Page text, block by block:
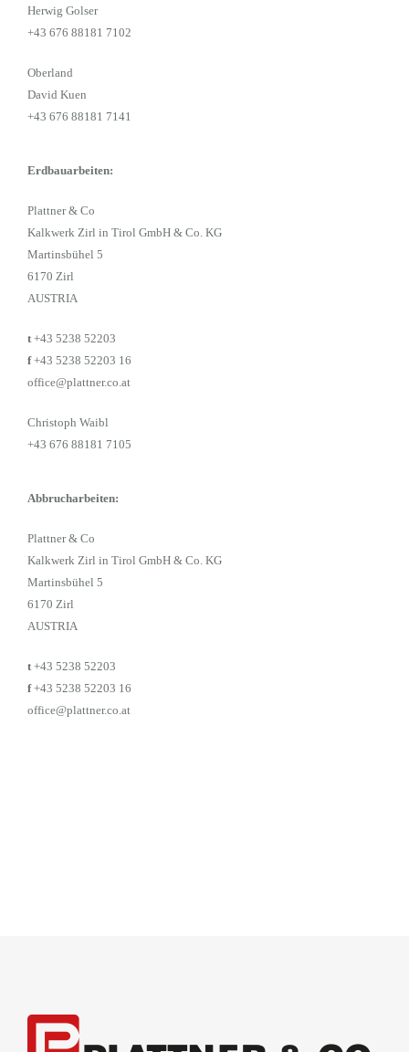
Herwig Golser
+43 676 88181 7102
Oberland
David Kuen
+43 676 88181 7141
Erdbauarbeiten:
Plattner & Co
Kalkwerk Zirl in Tirol GmbH & Co. KG
Martinsbühel 5
6170 Zirl
AUSTRIA
t +43 5238 52203
f+43 5238 52203 16
office@plattner.co.at
Christoph Waibl
+43 676 88181 7105
Abbrucharbeiten:
Plattner & Co
Kalkwerk Zirl in Tirol GmbH & Co. KG
Martinsbühel 5
6170 Zirl
AUSTRIA
t +43 5238 52203
f+43 5238 52203 16
office@plattner.co.at